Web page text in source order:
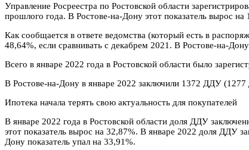
Управление Росреестра по Ростовской области
прошлого года. В Ростове-на-Дону этот показатель вырос на
Как сообщается в ответе ведомства (который есть в
48,64%, если сравнивать с декабрем 2021. В Ростове-на-
Всего в январе 2022 года в Ростовской области было
В Ростове-на-Дону в январе 2022 заключили 1372 ДДУ (1277
Ипотека начала терять свою актуальность для покупателей
В январе 2022 года в Ростовской области доля ДДУ
этот показатель вырос на 32,87%. В январе 2022 доля ДДУ
Дону показатель упал на 33,91%.